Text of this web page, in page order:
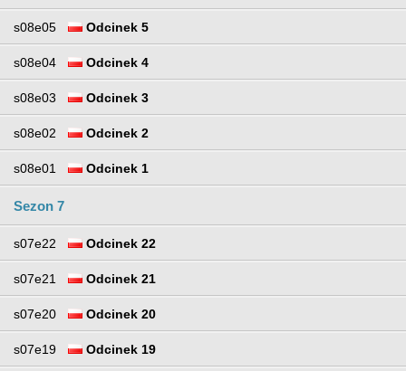
s08e05 Odcinek 5
s08e04 Odcinek 4
s08e03 Odcinek 3
s08e02 Odcinek 2
s08e01 Odcinek 1
Sezon 7
s07e22 Odcinek 22
s07e21 Odcinek 21
s07e20 Odcinek 20
s07e19 Odcinek 19